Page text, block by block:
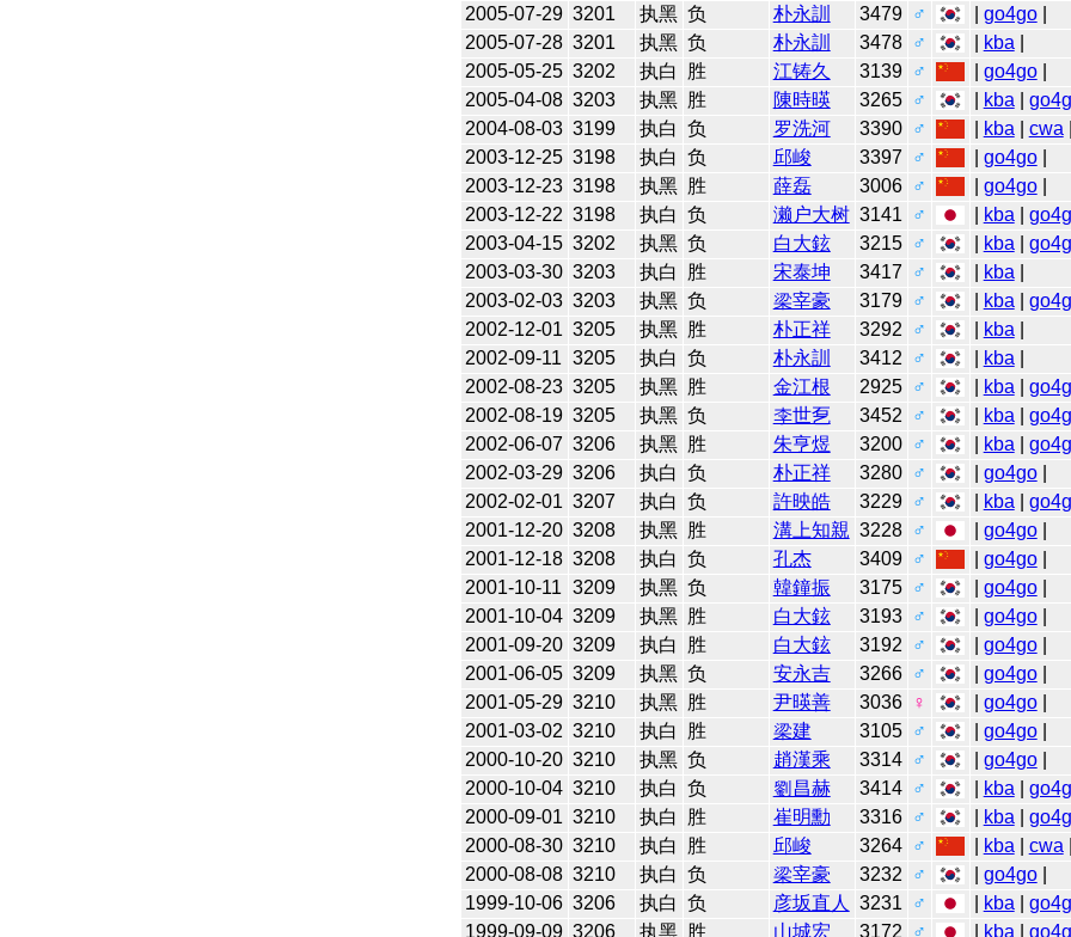
2005-07-29 3201 执黑 负 朴永訓 3479 ♂ go4go|
2005-07-28 3201 执黑 负 朴永訓 3478 ♂ kba
2005-05-25 3202 执白 胜 江铸久 3139 ♂ go4go|
2005-04-08 3203 执黑 胜 陳時暎 3265 ♂ kba
2004-08-03 3199 执白 负 罗洗河 3390 ♂ kba cwa
2003-12-25 3198 执白 负 邱峻 3397 ♂ go4go|
2003-12-23 3198 执黑 胜 薛磊 3006 ♂ go4go|
2003-12-22 3198 执白 负 濑户大树 3141 ♂ kba
2003-04-15 3202 执黑 负 白大鉉 3215 ♂ kba
2003-03-30 3203 执白 胜 宋泰坤 3417 ♂ kba
2003-02-03 3203 执黑 负 梁宰豪 3179 ♂ kba
2002-12-01 3205 执黑 胜 朴正祥 3292 ♂ kba
2002-09-11 3205 执白 负 朴永訓 3412 ♂ kba
2002-08-23 3205 执黑 胜 金江根 2925 ♂ kba
2002-08-19 3205 执黑 负 李世乭 3452 ♂ kba
2002-06-07 3206 执黑 胜 朱亨煜 3200 ♂ kba
2002-03-29 3206 执白 负 朴正祥 3280 ♂ go4go|
2002-02-01 3207 执白 负 許映皓 3229 ♂ kba
2001-12-20 3208 执黑 胜 溝上知親 3228 ♂ go4go|
2001-12-18 3208 执白 负 孔杰 3409 ♂ go4go|
2001-10-11 3209 执黑 负 韓鐘振 3175 ♂ go4go|
2001-10-04 3209 执黑 胜 白大鉉 3193 ♂ go4go|
2001-09-20 3209 执白 胜 白大鉉 3192 ♂ go4go|
2001-06-05 3209 执黑 负 安永吉 3266 ♂ go4go|
2001-05-29 3210 执黑 胜 尹暎善 3036 ♀ go4go|
2001-03-02 3210 执白 胜 梁建 3105 ♂ go4go|
2000-10-20 3210 执黑 负 趙漢乘 3314 ♂ go4go|
2000-10-04 3210 执白 负 劉昌赫 3414 ♂ kba
2000-09-01 3210 执白 胜 崔明勳 3316 ♂ kba
2000-08-30 3210 执白 胜 邱峻 3264 ♂ kba cwa
2000-08-08 3210 执白 负 梁宰豪 3232 ♂ go4go|
1999-10-06 3206 执白 负 彦坂直人 3231 ♂ kba
1999-09-09 3206 执黑 胜 山城宏 3172 ♂ kba